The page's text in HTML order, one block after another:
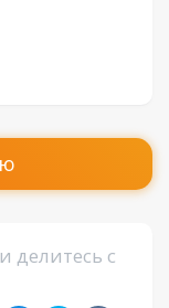
делитесь с